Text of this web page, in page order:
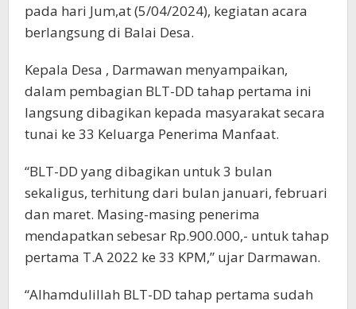
pada hari Jum,at (5/04/2024), kegiatan acara
berlangsung di Balai Desa.
Kepala Desa , Darmawan menyampaikan,
dalam pembagian BLT-DD tahap pertama ini
langsung dibagikan kepada masyarakat secara
tunai ke 33 Keluarga Penerima Manfaat.
“BLT-DD yang dibagikan untuk 3 bulan
sekaligus, terhitung dari bulan januari, februari
dan maret. Masing-masing penerima
mendapatkan sebesar Rp.900.000,- untuk tahap
pertama T.A 2022 ke 33 KPM,” ujar Darmawan.
“Alhamdulillah BLT-DD tahap pertama sudah